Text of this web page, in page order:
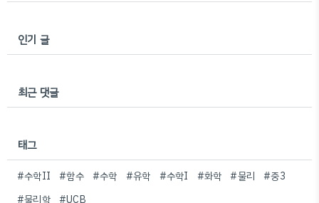
인기 글
최근 댓글
태그
#수학II #함수 #수학 #유학 #수학I #화학 #물리
#중3
#물리학 #UCB